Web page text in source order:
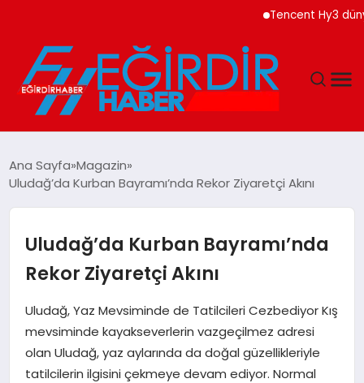
Tencent Hy3
EĞITIM
EKONOMI
GÜNDEM
MAGAZIN
SIYASET
Ana Sayfa Magazin
Uludağ’da Kurban Bayramı’nda Rekor Ziyaretçi Akını
Uludağ’da Kurban Bayramı’nda
Rekor Ziyaretçi Akını
Uludağ, Yaz Mevsiminde de Tatilcileri Cezbediyor Kış
mevsiminde kayakseverlerin vazgeçilmez adresi
olan Uludağ, yaz aylarında da doğal güzellikleriyle
tatilcilerin ilgisini çekmeye devam ediyor. Normal